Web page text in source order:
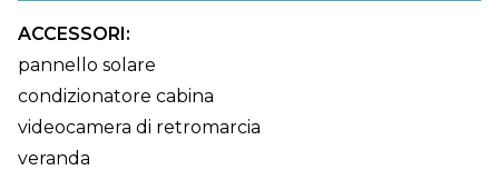
ACCESSORI:
pannello solare
condizionatore cabina
videocamera di retromarcia
veranda